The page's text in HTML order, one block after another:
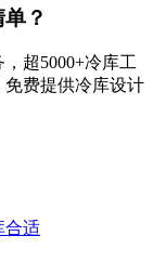
？
超5000+冷库工
费提供冷库设计
合适